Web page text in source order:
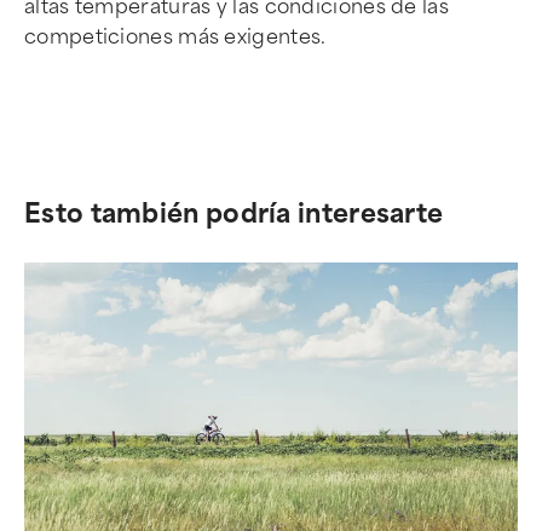
altas temperaturas y las condiciones de las
competiciones más exigentes.
Esto también podría interesarte